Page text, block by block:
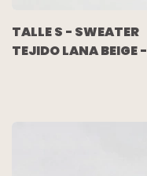
TALLE S - SWEATER
TEJIDO LANA BEIGE -